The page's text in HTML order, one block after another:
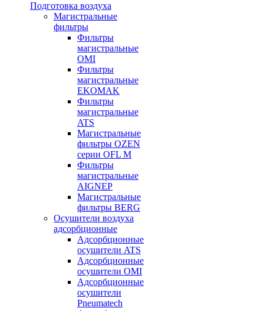
Подготовка воздуха
Магистральные
фильтры
Фильтры
магистральные
OMI
Фильтры
магистральные
EKOMAK
Фильтры
магистральные
ATS
Магистральные
фильтры OZEN
серии OFL M
Фильтры
магистральные
AIGNEP
Магистральные
фильтры BERG
Осушители воздуха
адсорбционные
Адсорбционные
осушители ATS
Адсорбционные
осушители OMI
Адсорбционные
осушители
Pneumatech